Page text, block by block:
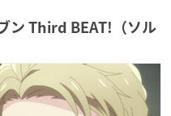
ン Third BEAT!（ソル